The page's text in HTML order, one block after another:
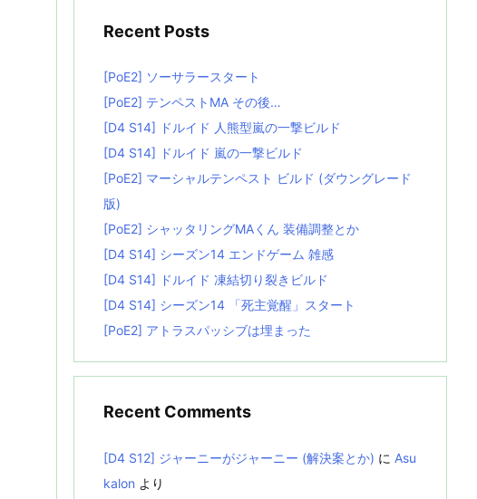
Recent Posts
[PoE2] ソーサラースタート
[PoE2] テンペストMA その後…
[D4 S14] ドルイド 人熊型嵐の一撃ビルド
[D4 S14] ドルイド 嵐の一撃ビルド
[PoE2] マーシャルテンペスト ビルド (ダウングレード
版)
[PoE2] シャッタリングMAくん 装備調整とか
[D4 S14] シーズン14 エンドゲーム 雑感
[D4 S14] ドルイド 凍結切り裂きビルド
[D4 S14] シーズン14 「死主覚醒」スタート
[PoE2] アトラスパッシブは埋まった
Recent Comments
[D4 S12] ジャーニーがジャーニー (解決案とか) に Asu
kalon より